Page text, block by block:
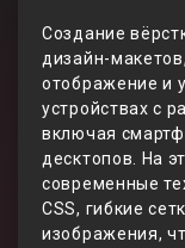
Создание
дизайн-
отображение и
устройствах с
включая
десктопов. На
современные
CSS, гибкие
изображения,